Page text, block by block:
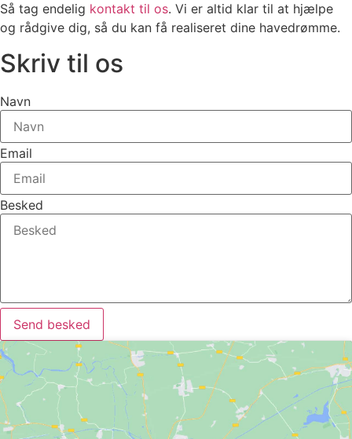
Så tag endelig kontakt til os. Vi er altid klar til at hjælpe
og rådgive dig, så du kan få realiseret dine havedrømme.
Skriv til os
Navn
Email
Besked
Send besked